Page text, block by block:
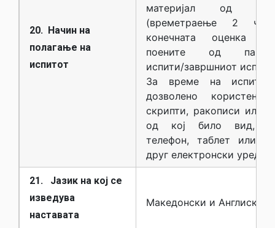
20. Начин на
полагање на
испитот
материјал од
(времетраење 2
конечната оценка
поените од
испити/завршниот испит.
За време на
дозволено користење
скрипти, ракописи или
од кој било вид,
телефон, таблет или
друг електронски уред
21. Јазик на кој се
изведува
наставата
Македонски и Англиски